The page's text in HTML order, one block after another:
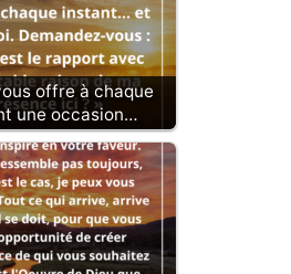
offre à chaque
une occasion…